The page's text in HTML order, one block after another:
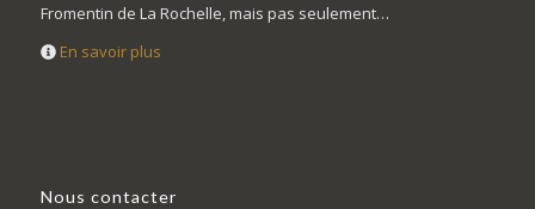
Fromentin de La Rochelle, mais pas seulement…
En savoir plus
Nous contacter